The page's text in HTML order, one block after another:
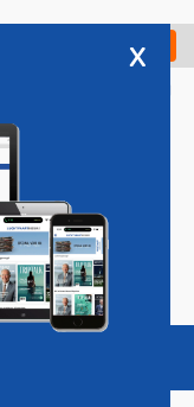
Check in
Vacatures
x